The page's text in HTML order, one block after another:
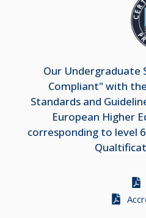
Our Undergraduate
Compliant" with
Standards and
European Higher
corresponding to level